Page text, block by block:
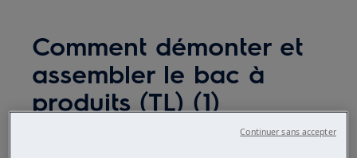
Comment démonter et
assembler le bac à
produits (TL) (1)
Continuer sans accepter